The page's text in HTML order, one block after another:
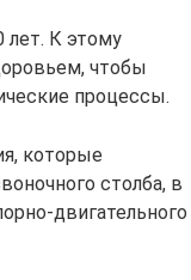
лет. К этому
чтобы
процессы.
которые
столба, в
двигательного